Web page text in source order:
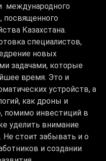
международного
посвященного
Казахстана.
специалистов,
новых
задачами, которые
время. Это и
устройств, а
как дроны и
помимо инвестиций в
уделить внимание
стоит забывать и о
и создании